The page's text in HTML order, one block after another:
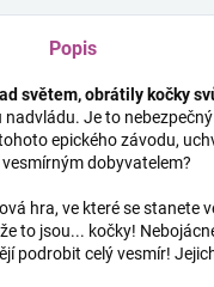
Popis
světem, obrátily kočky
Je to
epického závodu,
dobyvatelem?
hra, ve které se stanete
to jsou... kočky!
podrobit celý vesmír!